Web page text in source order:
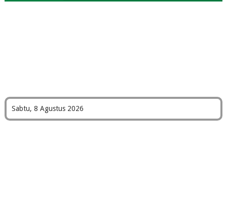
Sabtu, 8 Agustus 2026